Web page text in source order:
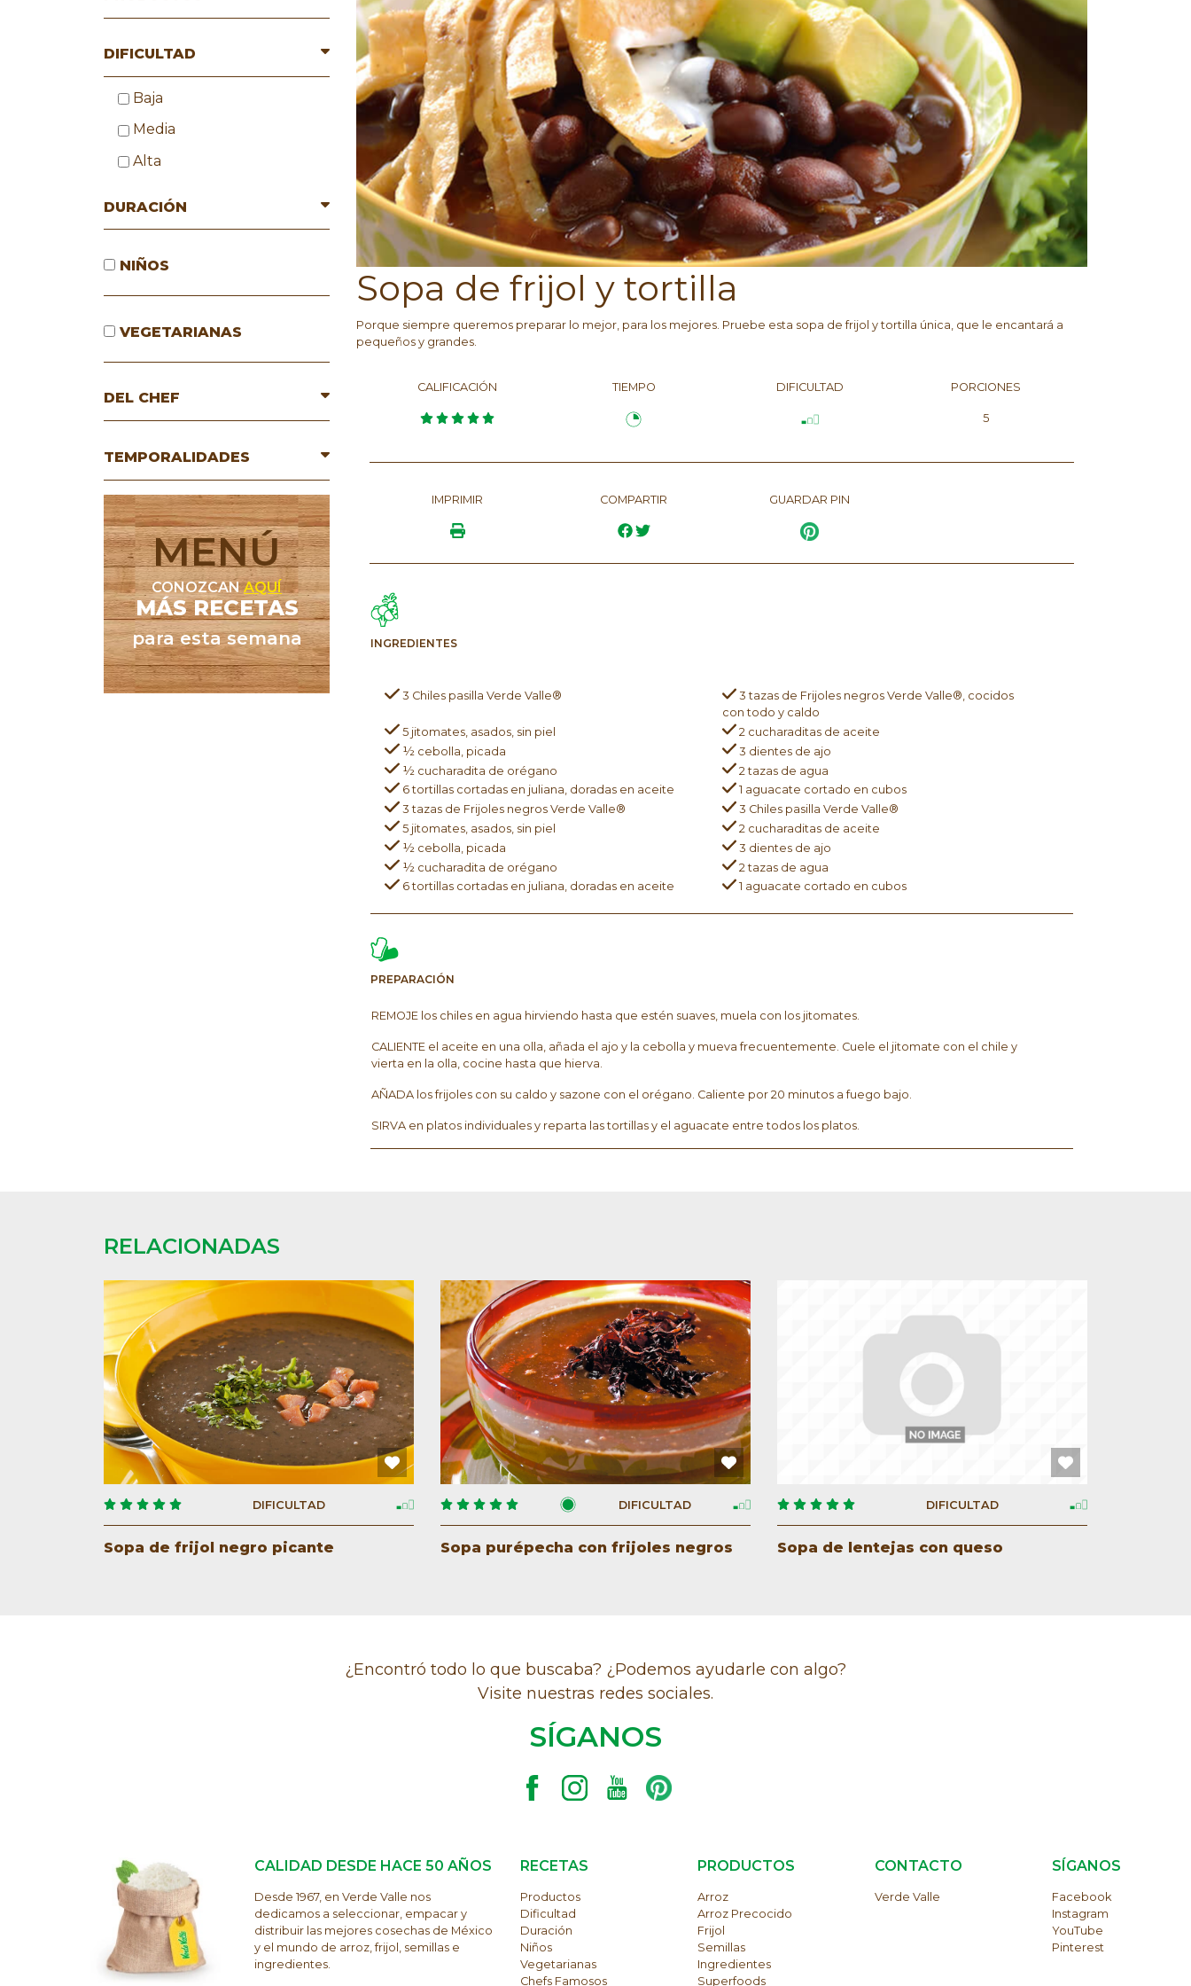
DIFICULTAD
Baja
Media
Alta
DURACIÓN
NIÑOS
VEGETARIANAS
DEL CHEF
TEMPORALIDADES
MENÚ
CONOZCANAQUÍ
MÁS RECETAS
para esta semana
Sopa de frijol y tortilla
Porque siempre queremos preparar lo mejor, para los mejores. Pruebe esta sopa de frijol y tortilla única, que le encantará a
pequeños y grandes.
CALIFICACIÓN TIEMPO DIFICULTAD PORCIONES
5
IMPRIMIR COMPARTIR GUARDAR PIN
INGREDIENTES
3 Chiles pasilla Verde Valle®
3 tazas de Frijoles negros Verde Valle®, cocidos
con todo y caldo
5 jitomates, asados, sin piel
2 cucharaditas de aceite
½ cebolla, picada
3 dientes de ajo
½ cucharadita de orégano
2 tazas de agua
6 tortillas cortadas en juliana, doradas en aceite
1 aguacate cortado en cubos
3 tazas de Frijoles negros Verde Valle®
3 Chiles pasilla Verde Valle®
5 jitomates, asados, sin piel
2 cucharaditas de aceite
½ cebolla, picada
3 dientes de ajo
½ cucharadita de orégano
2 tazas de agua
6 tortillas cortadas en juliana, doradas en aceite
1 aguacate cortado en cubos
PREPARACIÓN
REMOJE los chiles en agua hirviendo hasta que estén suaves, muela con los jitomates.
CALIENTE el aceite en una olla, añada el ajo y la cebolla y mueva frecuentemente. Cuele el jitomate con el chile y
vierta en la olla, cocine hasta que hierva.
AÑADA los frijoles con su caldo y sazone con el orégano. Caliente por 20 minutos a fuego bajo.
SIRVA en platos individuales y reparta las tortillas y el aguacate entre todos los platos.
RELACIONADAS
DIFICULTAD
Sopa de frijol negro picante
DIFICULTAD
Sopa purépecha con frijoles negros
DIFICULTAD
Sopa de lentejas con queso
¿Encontró todo lo que buscaba? ¿Podemos ayudarle con algo?
Visite nuestras redes sociales.
SÍGANOS
CALIDAD DESDE HACE 50 AÑOS
Desde 1967, en Verde Valle nos
dedicamos a seleccionar, empacar y
distribuir las mejores cosechas de México
y el mundo de arroz, frijol, semillas e
ingredientes.
RECETAS
Productos
Dificultad
Duración
Niños
Vegetarianas
Chefs Famosos
PRODUCTOS
Arroz
Arroz Precocido
Frijol
Semillas
Ingredientes
Superfoods
CONTACTO
Verde Valle
SÍGANOS
Facebook
Instagram
YouTube
Pinterest